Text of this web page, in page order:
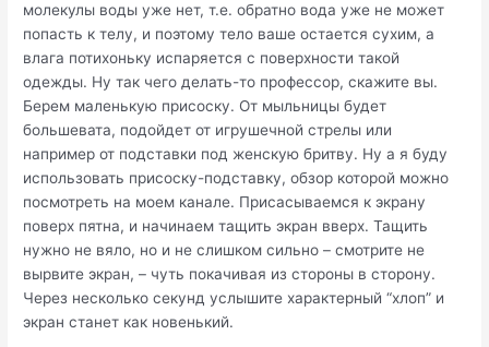
молекулы воды уже нет, т.е. обратно вода уже не может
попасть к телу, и поэтому тело ваше остается сухим, а
влага потихоньку испаряется с поверхности такой
одежды. Ну так чего делать-то профессор, скажите вы.
Берем маленькую присоску. От мыльницы будет
большевата, подойдет от игрушечной стрелы или
например от подставки под женскую бритву. Ну а я буду
использовать присоску-подставку, обзор которой можно
посмотреть на моем канале. Присасываемся к экрану
поверх пятна, и начинаем тащить экран вверх. Тащить
нужно не вяло, но и не слишком сильно – смотрите не
вырвите экран, – чуть покачивая из стороны в сторону.
Через несколько секунд услышите характерный “хлоп” и
экран станет как новенький.